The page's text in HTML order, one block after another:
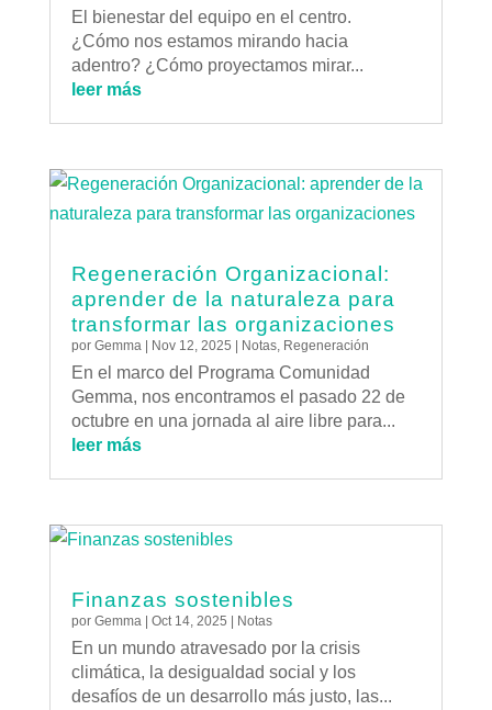
El bienestar del equipo en el centro.
¿Cómo nos estamos mirando hacia
adentro? ¿Cómo proyectamos mirar...
leer más
Regeneración Organizacional:
aprender de la naturaleza para
transformar las organizaciones
por Gemma| Nov 12, 2025 Notas, Regeneración
En el marco del Programa Comunidad
Gemma, nos encontramos el pasado 22 de
octubre en una jornada al aire libre para...
leer más
Finanzas sostenibles
por Gemma| Oct 14, 2025 Notas
En un mundo atravesado por la crisis
climática, la desigualdad social y los
desafíos de un desarrollo más justo, las...